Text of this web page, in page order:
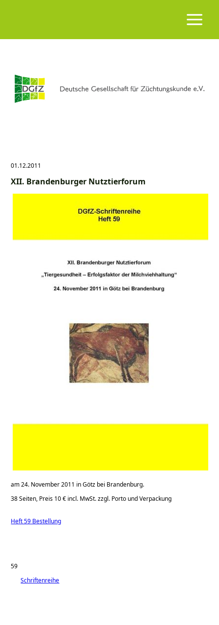
01.12.2011
XII. Brandenburger Nutztierforum
am 24. November 2011 in Götz bei Brandenburg.
38 Seiten, Preis 10 € incl. MwSt. zzgl. Porto und Verpackung
Heft 59 Bestellung
59
Schriftenreihe